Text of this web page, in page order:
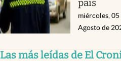
país
miércoles, 05
Agosto de
Las más leídas de El